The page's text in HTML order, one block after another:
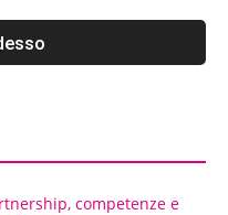
competenze e